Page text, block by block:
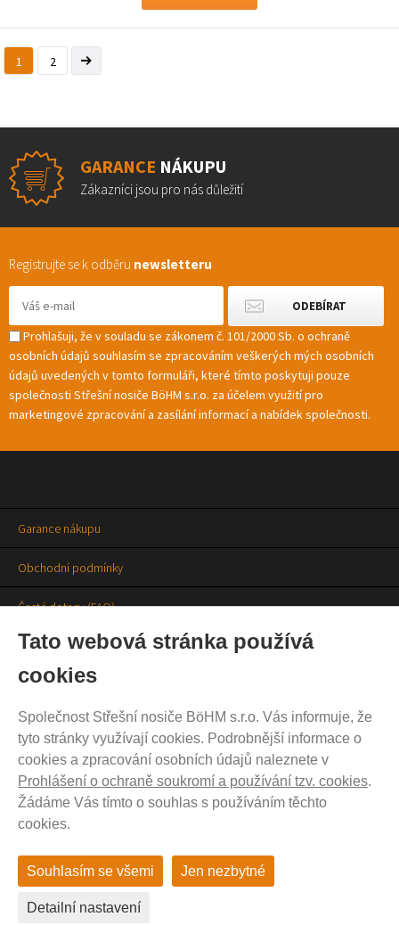
Tato webová stránka používá
cookies
Společnost Střešní nosiče BöHM s.r.o. Vás informuje, že
tyto stránky využívají cookies. Podrobnější informace o
cookies a zpracování osobních údajů naleznete v
Prohlášení o ochraně soukromí a používání tzv. cookies.
Žádáme Vás tímto o souhlas s používáním těchto
cookies.
Souhlasím se všemi Jen nezbytné
Detailní nastavení
1 2
GARANCE NÁKUPU
Zákazníci jsou pro nás důležití
Registrujte se k odběru newsletteru
Prohlašuji, že v souladu se zákonem č. 101/2000 Sb. o ochraně
osobních údajů souhlasím se zpracováním veškerých mých osobních
údajů uvedených v tomto formuláři, které tímto poskytuji pouze
společnosti Střešní nosiče BöHM s.r.o. za účelem využití pro
marketingové zpracování a zasílání informací a nabídek společnosti.
Garance nákupu
Obchodní podmínky
Časté dotazy (FAQ)
Prodejny
Aktuality
Kontakty
Ochrana soukromí
Cookies nastavení
© 2012 - 2026 THULE-EXPERT.cz